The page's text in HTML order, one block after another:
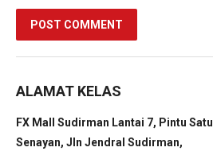
ALAMAT KELAS
FX Mall Sudirman Lantai 7, Pintu Satu
Senayan, Jln Jendral Sudirman,